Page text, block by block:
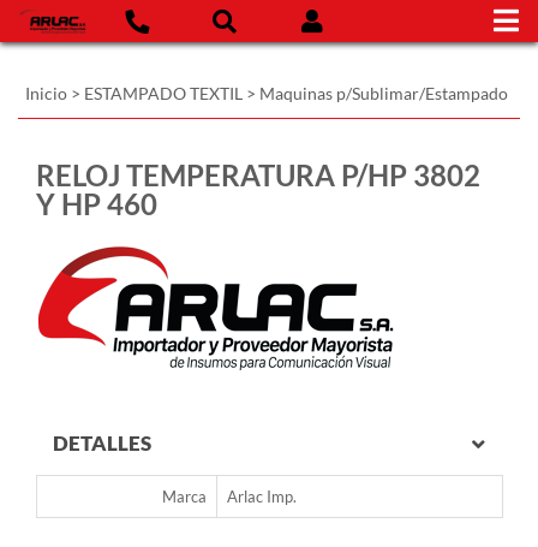
Inicio > ESTAMPADO TEXTIL > Maquinas p/Sublimar/Estampado
RELOJ TEMPERATURA P/HP 3802
Y HP 460
DETALLES
Marca Arlac Imp.